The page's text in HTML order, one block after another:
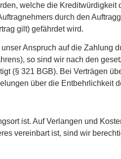
welche die
durch den
gilt) gefährdet wird.
Anspruch auf die Zahlung
so sind wir nach den
(§ 321 BGB). Bei Verträgen
über die Entbehrlichkeit
ist. Auf Verlangen und
vereinbart ist, sind wir